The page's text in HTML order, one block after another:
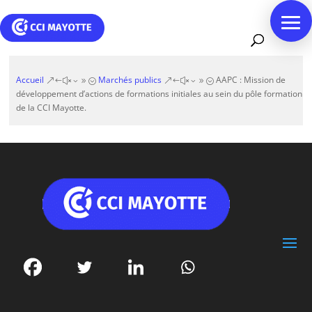
Accueil &#x39; Marchés publics &#x39; AAPC : Mission de
développement d’actions de formations initiales au sein du pôle formation
de la CCI Mayotte.